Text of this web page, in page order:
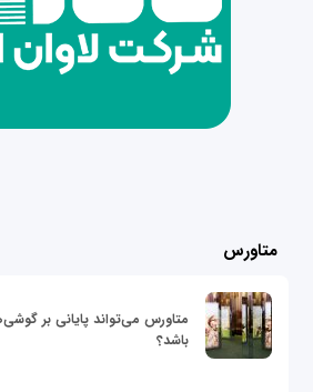
متاورس
متاورس می‌تواند پایانی بر
باشد؟